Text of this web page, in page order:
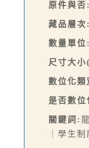
原件與否:
藏品層次:
數量單位:
尺寸大
數位化類
是否數位
關鍵詞:
｜學生